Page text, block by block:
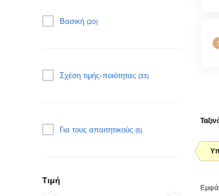
Βασική (20)
Σχέση τιμής-ποιότητας (33)
Για τους απαιτητικούς (5)
Τιμή